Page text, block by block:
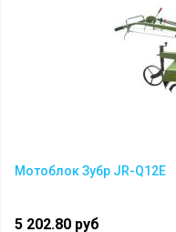
Мотоблок Зубр JR-Q12Е
5 202.80 руб